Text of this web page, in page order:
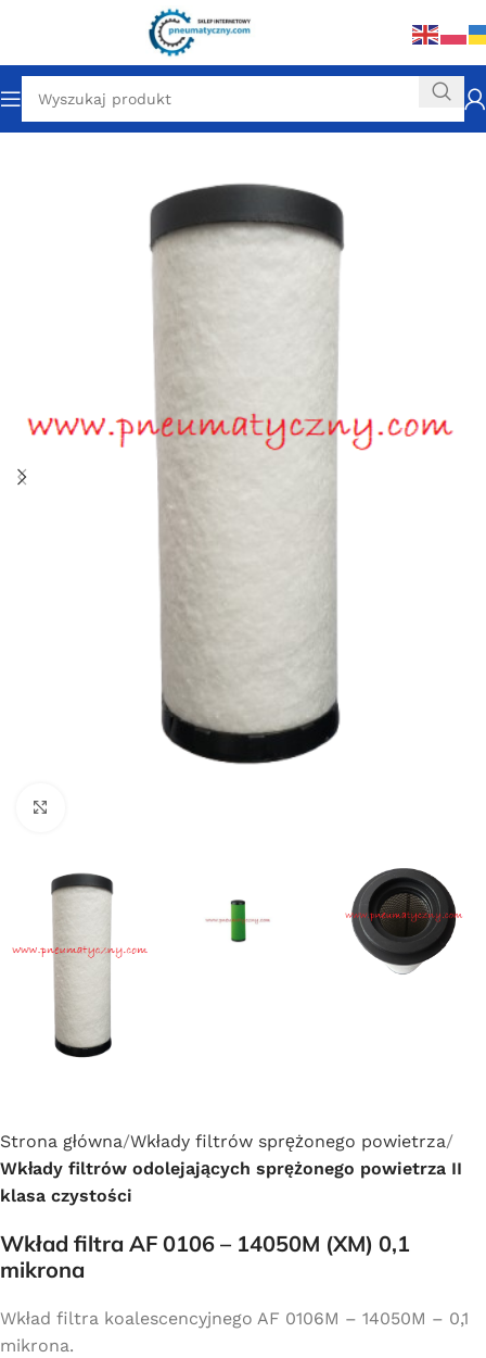
Strona główna Wkłady filtrów sprężonego powietrza
Wkłady filtrów odolejających sprężonego powietrza II
klasa czystości
Wkład filtra AF 0106 – 14050M (XM) 0,1
mikrona
Wkład filtra koalescencyjnego AF 0106M – 14050M – 0,1
mikrona.